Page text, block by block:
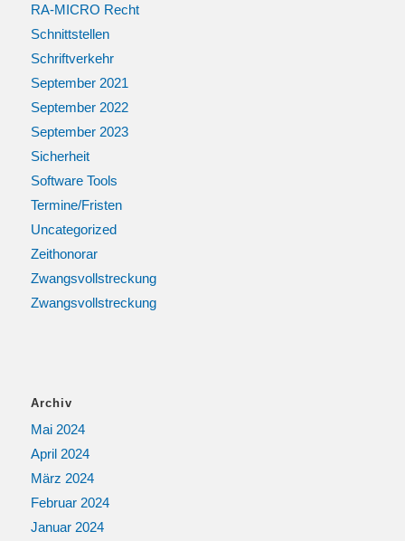
RA-MICRO Recht
Schnittstellen
Schriftverkehr
September 2021
September 2022
September 2023
Sicherheit
Software Tools
Termine/Fristen
Uncategorized
Zeithonorar
Zwangsvollstreckung
Zwangsvollstreckung
Archiv
Mai 2024
April 2024
März 2024
Februar 2024
Januar 2024